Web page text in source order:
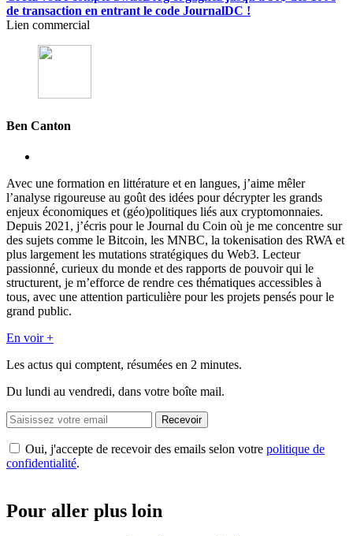
de transaction en entrant le code JournalDC !
Lien commercial
Ben Canton
Avec une formation en littérature et en langues, j’aime mêler
l’analyse rigoureuse au goût des idées pour décrypter les grands
enjeux économiques et (géo)politiques liés aux cryptomonnaies.
Depuis 2021, j’écris pour le Journal du Coin où je me concentre sur
des sujets comme le Bitcoin, les MNBC, la tokenisation des RWA et
plus largement les mutations stratégiques du Web3. Lecteur
passionné, curieux du monde et des rapports de pouvoir qui le
structurent, je m’efforce de rendre ces thématiques accessibles à
tous, avec une attention particulière pour les projets pensés pour le
grand public.
En voir +
Les actus qui comptent, résumées en 2 minutes.
Du lundi au vendredi, dans votre boîte mail.
Recevoir
Oui, j'accepte de recevoir des emails selon votre politique de
confidentialité.
Pour aller plus loin